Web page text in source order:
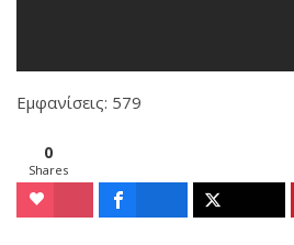
Εμφανίσεις: 579
0
Shares